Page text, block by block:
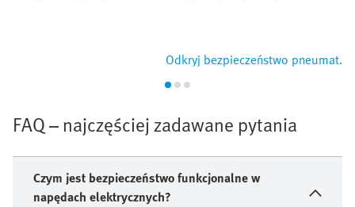
Odkryj bezpieczeństwo pneumat.
FAQ – najczęściej zadawane pytania
Czym jest bezpieczeństwo funkcjonalne w
napędach elektrycznych?